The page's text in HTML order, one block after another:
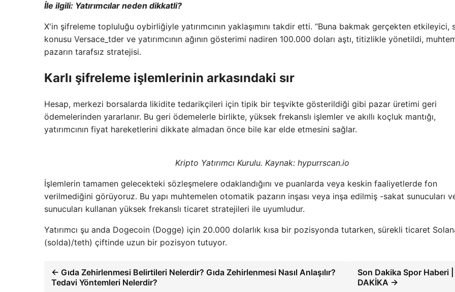
İle ilgili: Yatırımcılar neden dikkatli?
X'in şifreleme topluluğu oybirliğiyle yatırımcının yaklaşımını takdir etti. “Buna bakmak gerçekten etkileyici,
konusu Versace_tder ve yatırımcının ağının gösterimi nadiren 100.000 doları aştı, titizlikle yönetildi,
pazarın tarafsız stratejisi.
Karlı şifreleme işlemlerinin arkasındaki sır
Hesap, merkezi borsalarda likidite tedarikçileri için tipik bir teşvikte gösterildiği gibi pazar üretimi geri
ödemelerinden yararlanır. Bu geri ödemelerle birlikte, yüksek frekanslı işlemler ve akıllı koçluk mantığı,
yatırımcının fiyat hareketlerini dikkate almadan önce bile kar elde etmesini sağlar.
Kripto Yatırımcı Kurulu. Kaynak: hypurrscan.io
İşlemlerin tamamen gelecekteki sözleşmelere odaklandığını ve puanlarda veya keskin faaliyetlerde fon
verilmediğini görüyoruz. Bu yapı muhtemelen otomatik pazarın inşası veya inşa edilmiş -sakat sunucuları
sunucuları kullanan yüksek frekanslı ticaret stratejileri ile uyumludur.
Yatırımcı şu anda Dogecoin (Dogge) için 20.000 dolarlık kısa bir pozisyonda tutarken, sürekli ticaret
(solda)/teth) çiftinde uzun bir pozisyon tutuyor.
← Gıda Zehirlenmesi Belirtileri Nelerdir? Gıda Zehirlenmesi Nasıl Anlaşılır?
Tedavi Yöntemleri Nelerdir?
Son Dakika Spor Haberi |
DAKİKA →